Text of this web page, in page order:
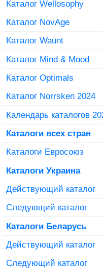
Каталог Wellosophy
Каталог NovAge
Каталог Waunt
Каталог Mind & Mood
Каталог Optimals
Каталог Norrsken 2024
Календарь каталогов
Каталоги всех стран
Каталоги Евросоюз
Каталоги Украина
Действующий каталог
Следующий каталог
Каталоги Беларусь
Действующий каталог
Следующий каталог